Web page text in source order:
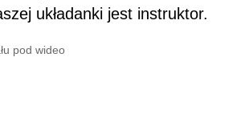
układanki jest instruktor.
pod wideo